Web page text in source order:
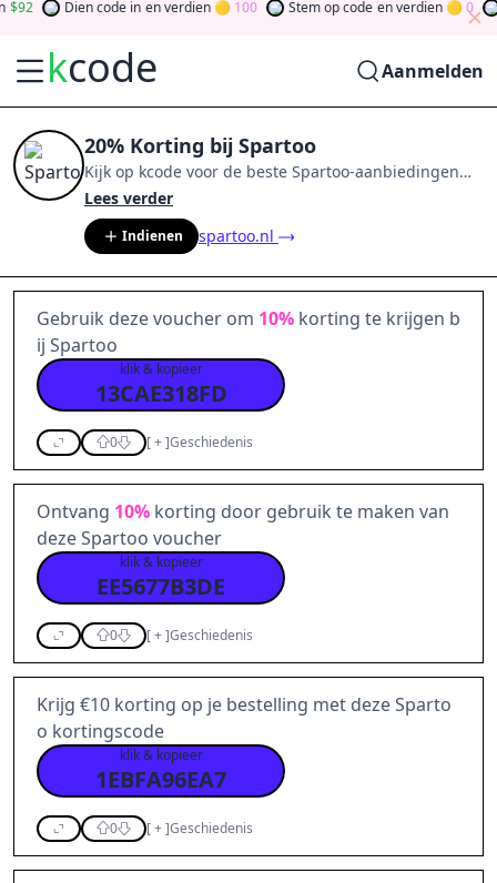
Dien code in en verdien 100 Stem op code en verdien 0
kcode Aanmelden
20% Korting bij Spartoo
Kijk op kcode voor de beste Spartoo-aanbiedingen
vanaug 2026
tokens door bij te dragen via stemmen, testen, delen
en meer. Drehen Sie den Glücksklee
Sie Geld
Lees verder
Indienen spartoo.nl
Gebruik deze voucher om 10% korting te krijgen b
ij Spartoo
klik & kopieer
13CAE318FD
0 [+]Geschiedenis
Ontvang 10% korting door gebruik te maken van
deze Spartoo voucher
klik & kopieer
EE5677B3DE
0 [+]Geschiedenis
Krijg €10 korting op je bestelling met deze Sparto
o kortingscode
klik & kopieer
1EBFA96EA7
0 [+]Geschiedenis